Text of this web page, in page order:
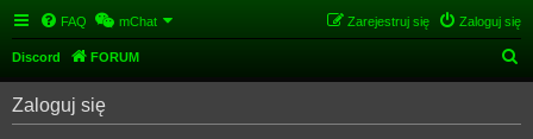
FAQ mChat Zaloguj się
Zarejestruj się
Discord FORUM
z
Zaloguj się